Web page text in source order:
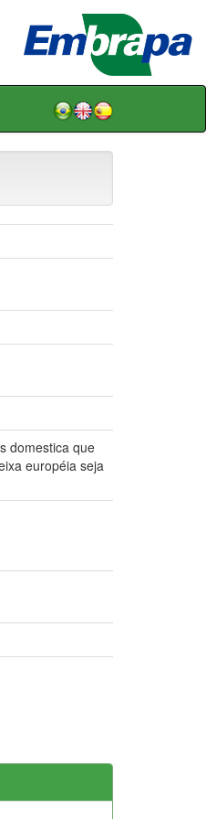
domestica que
européia seja